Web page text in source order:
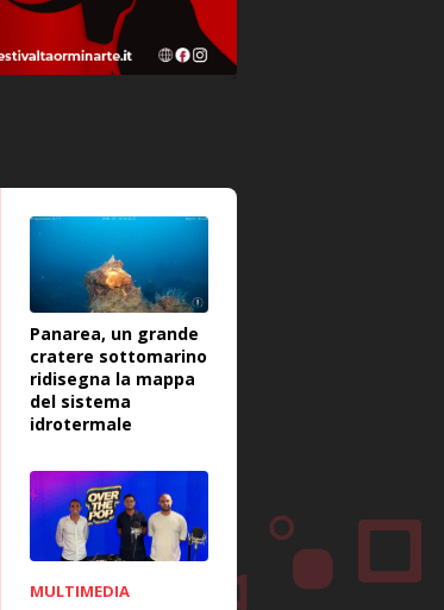
Panarea, un grande
cratere sottomarino
ridisegna la mappa
del sistema
idrotermale
MULTIMEDIA